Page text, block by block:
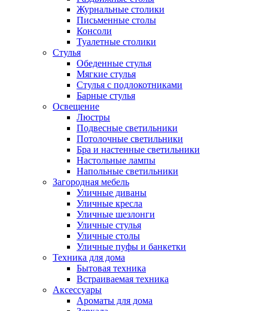
Журнальные столики
Письменные столы
Консоли
Туалетные столики
Стулья
Обеденные стулья
Мягкие стулья
Стулья с подлокотниками
Барные стулья
Освещение
Люстры
Подвесные светильники
Потолочные светильники
Бра и настенные светильники
Настольные лампы
Напольные светильники
Загородная мебель
Уличные диваны
Уличные кресла
Уличные шезлонги
Уличные стулья
Уличные столы
Уличные пуфы и банкетки
Техника для дома
Бытовая техника
Встраиваемая техника
Аксессуары
Ароматы для дома